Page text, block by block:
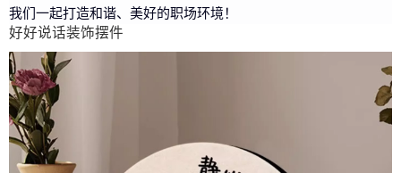
我们一起打造和谐、美好的职场环境！
好好说话装饰摆件